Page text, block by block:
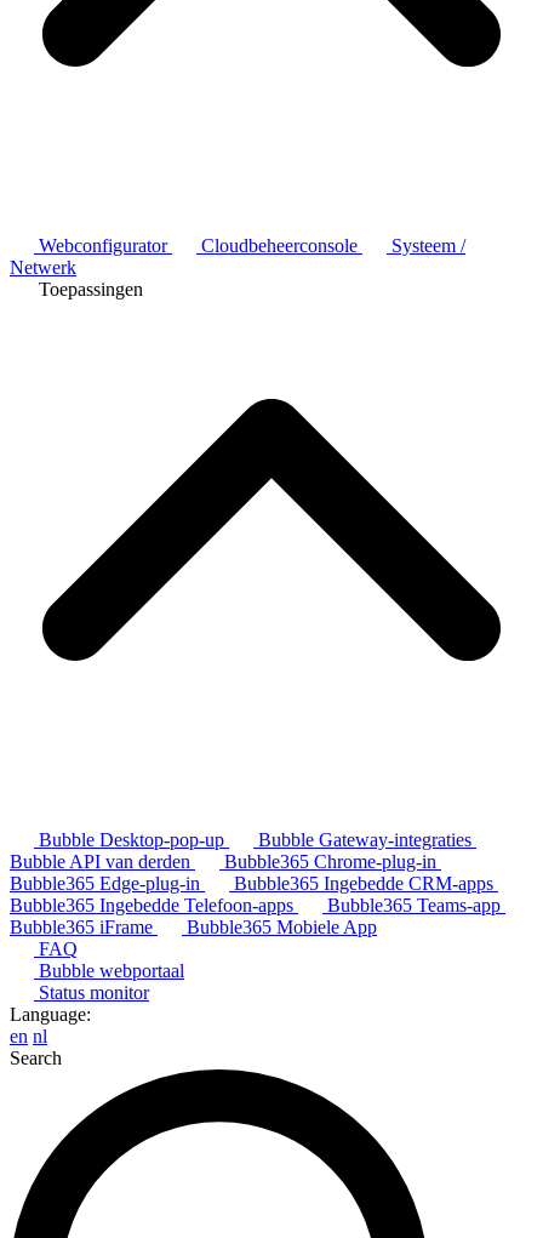
Webconfigurator Cloudbeheerconsole
Systeem /
Netwerk
Toepassingen
Bubble Desktop-pop-up
Bubble Gateway-integraties
Bubble API van derden
Bubble365 Chrome-plug-in
Bubble365 Edge-plug-in
Bubble365 Ingebedde CRM-apps
Bubble365 Ingebedde Telefoon-apps
Bubble365 Teams-app
Bubble365 iFrame
Bubble365 Mobiele App
FAQ
Bubble webportaal
Status monitor
Language:
en nl
Search